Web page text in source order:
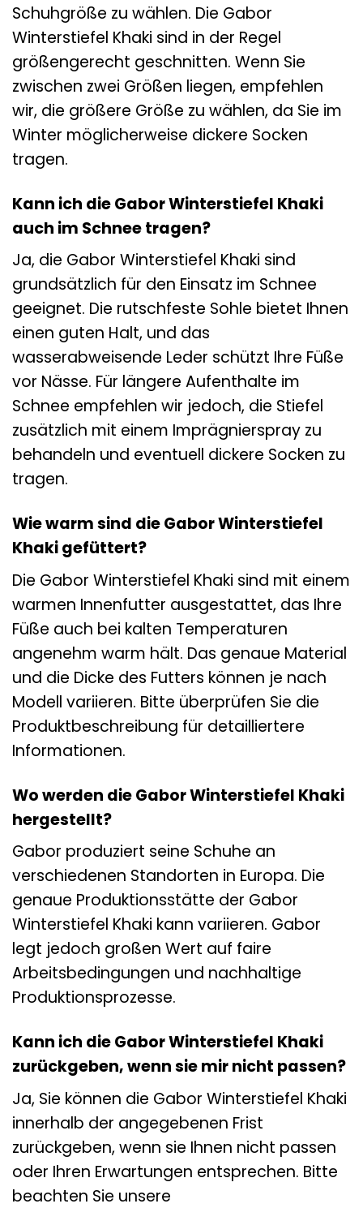
Schuhgröße zu wählen. Die Gabor
Winterstiefel Khaki sind in der Regel
größengerecht geschnitten. Wenn Sie
zwischen zwei Größen liegen, empfehlen
wir, die größere Größe zu wählen, da Sie im
Winter möglicherweise dickere Socken
tragen.
Kann ich die Gabor Winterstiefel Khaki
auch im Schnee tragen?
Ja, die Gabor Winterstiefel Khaki sind
grundsätzlich für den Einsatz im Schnee
geeignet. Die rutschfeste Sohle bietet Ihnen
einen guten Halt, und das
wasserabweisende Leder schützt Ihre Füße
vor Nässe. Für längere Aufenthalte im
Schnee empfehlen wir jedoch, die Stiefel
zusätzlich mit einem Imprägnierspray zu
behandeln und eventuell dickere Socken zu
tragen.
Wie warm sind die Gabor Winterstiefel
Khaki gefüttert?
Die Gabor Winterstiefel Khaki sind mit einem
warmen Innenfutter ausgestattet, das Ihre
Füße auch bei kalten Temperaturen
angenehm warm hält. Das genaue Material
und die Dicke des Futters können je nach
Modell variieren. Bitte überprüfen Sie die
Produktbeschreibung für detailliertere
Informationen.
Wo werden die Gabor Winterstiefel Khaki
hergestellt?
Gabor produziert seine Schuhe an
verschiedenen Standorten in Europa. Die
genaue Produktionsstätte der Gabor
Winterstiefel Khaki kann variieren. Gabor
legt jedoch großen Wert auf faire
Arbeitsbedingungen und nachhaltige
Produktionsprozesse.
Kann ich die Gabor Winterstiefel Khaki
zurückgeben, wenn sie mir nicht passen?
Ja, Sie können die Gabor Winterstiefel Khaki
innerhalb der angegebenen Frist
zurückgeben, wenn sie Ihnen nicht passen
oder Ihren Erwartungen entsprechen. Bitte
beachten Sie unsere